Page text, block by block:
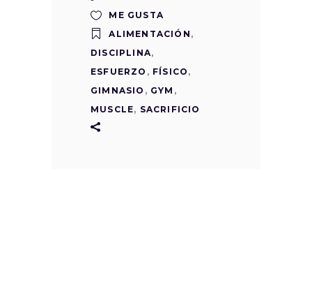
ME GUSTA
ALIMENTACIÓN ,
DISCIPLINA,
ESFUERZO , FÍSICO ,
GIMNASIO , GYM ,
MUSCLE, SACRIFICIO